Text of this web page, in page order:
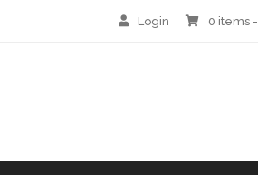
Login 0 items -